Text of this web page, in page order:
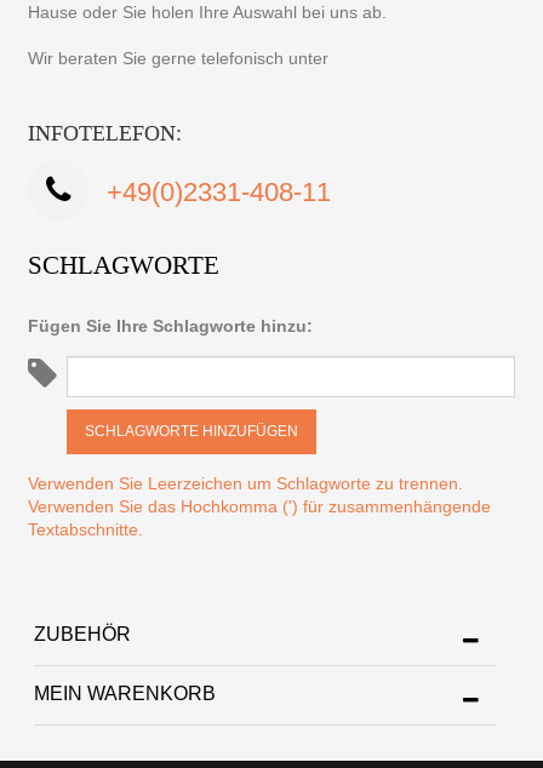
Hause oder Sie holen Ihre Auswahl bei uns ab.
Wir beraten Sie gerne telefonisch unter
INFOTELEFON:
+49(0)2331-408-11
SCHLAGWORTE
Fügen Sie Ihre Schlagworte hinzu:
SCHLAGWORTE HINZUFÜGEN
Verwenden Sie Leerzeichen um Schlagworte zu trennen.
Verwenden Sie das Hochkomma (') für zusammenhängende
Textabschnitte.
ZUBEHÖR
MEIN WARENKORB